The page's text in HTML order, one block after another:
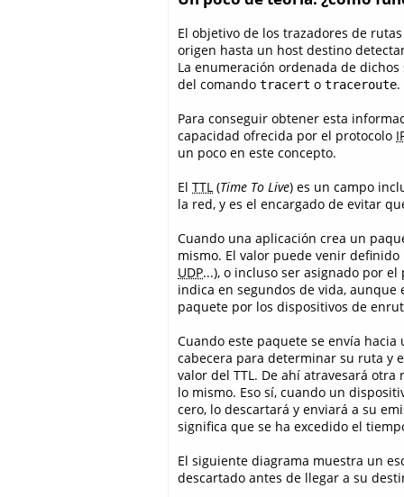
El objetivo de los trazadores de
origen hasta un host destino
La enumeración ordenada de
del comando tracert o traceroute.
Para conseguir obtener esta
capacidad ofrecida por el protocolo
un poco en este concepto.
El TTL (Time To Live) es un campo
la red, y es el encargado de evitar
Cuando una aplicación crea un
mismo. El valor puede venir
UDP...), o incluso ser asignado por
indica en segundos de vida,
paquete por los dispositivos de
Cuando este paquete se envía
cabecera para determinar su ruta y
valor del TTL. De ahí atravesará
lo mismo. Eso sí, cuando un
cero, lo descartará y enviará a su
significa que se ha excedido el
El siguiente diagrama muestra un
descartado antes de llegar a su